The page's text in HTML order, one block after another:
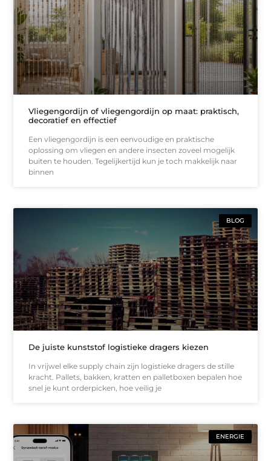
Vliegengordijn of vliegengordijn op maat: praktisch,
decoratief en effectief
Een vliegengordijn is een eenvoudige en praktische
oplossing om vliegen en andere insecten zoveel mogelijk
buiten te houden. Tegelijkertijd kun je toch makkelijk naar
binnen
BLOG
De juiste kunststof logistieke dragers kiezen
In vrijwel elke supply chain zijn logistieke dragers de stille
kracht. Pallets, bakken, kratten en palletboxen bepalen hoe
snel je kunt orderpicken, hoe veilig je
ENERGIE